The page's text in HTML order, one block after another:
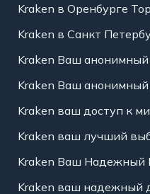
Kraken в Оренбурге
Kraken в Санкт
Kraken Ваш
Kraken Ваш анонимный
Kraken ваш доступ к
Kraken ваш лучший
Kraken Ваш Надежный
Kraken ваш надежный